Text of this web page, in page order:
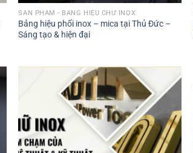
SẢN PHẨM - BẢNG HIỆU CHỮ INOX
Bảng hiệu phối inox – mica tại Thủ Đức –
Sáng tạo & hiện đại